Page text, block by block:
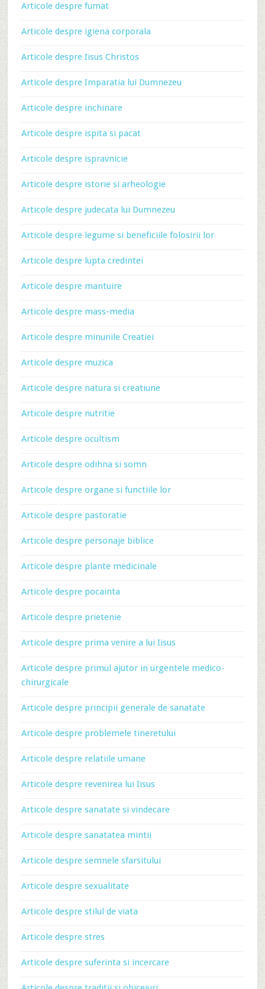
Articole despre fumat
Articole despre igiena corporala
Articole despre Iisus Christos
Articole despre Imparatia lui Dumnezeu
Articole despre inchinare
Articole despre ispita si pacat
Articole despre ispravnicie
Articole despre istorie si arheologie
Articole despre judecata lui Dumnezeu
Articole despre legume si beneficiile folosirii lor
Articole despre lupta credintei
Articole despre mantuire
Articole despre mass-media
Articole despre minunile Creatiei
Articole despre muzica
Articole despre natura si creatiune
Articole despre nutritie
Articole despre ocultism
Articole despre odihna si somn
Articole despre organe si functiile lor
Articole despre pastoratie
Articole despre personaje biblice
Articole despre plante medicinale
Articole despre pocainta
Articole despre prietenie
Articole despre prima venire a lui Iisus
Articole despre primul ajutor in urgentele medico-
chirurgicale
Articole despre principii generale de sanatate
Articole despre problemele tineretului
Articole despre relatiile umane
Articole despre revenirea lui Iisus
Articole despre sanatate si vindecare
Articole despre sanatatea mintii
Articole despre semnele sfarsitului
Articole despre sexualitate
Articole despre stilul de viata
Articole despre stres
Articole despre suferinta si incercare